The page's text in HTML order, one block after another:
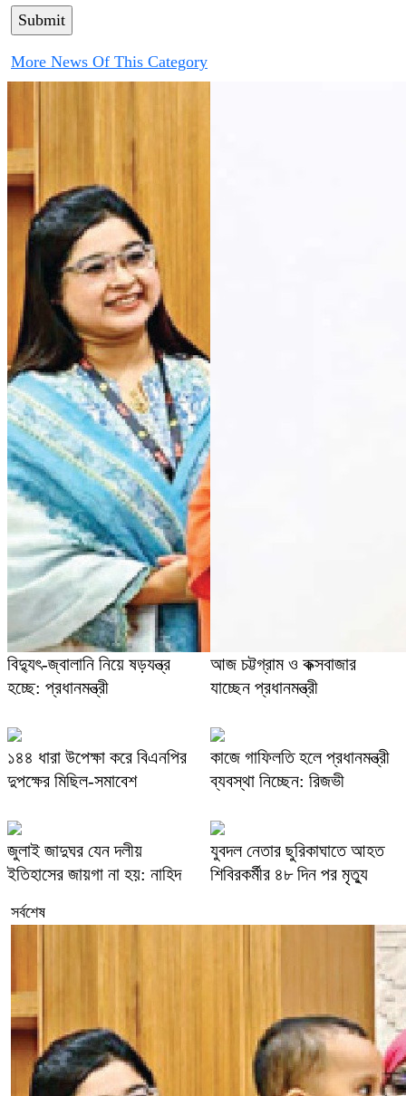
More News Of This Category
বিদ্যুৎ-জ্বালানি নিয়ে ষড়যন্ত্র
হচ্ছে: প্রধানমন্ত্রী
আজ চট্টগ্রাম ও কক্সবাজার
যাচ্ছেন প্রধানমন্ত্রী
১৪৪ ধারা উপেক্ষা করে বিএনপির
দুপক্ষের মিছিল-সমাবেশ
কাজে গাফিলতি হলে প্রধানমন্ত্রী
ব্যবস্থা নিচ্ছেন: রিজভী
জুলাই জাদুঘর যেন দলীয়
ইতিহাসের জায়গা না হয়: নাহিদ
যুবদল নেতার ছুরিকাঘাতে আহত
শিবিরকর্মীর ৪৮ দিন পর মৃত্যু
সর্বশেষ